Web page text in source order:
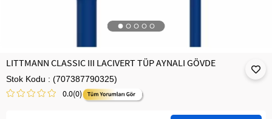
LITTMANN CLASSIC III LACIVERT TÜP AYNALI GÖVDE
Stok Kodu (707387790325)
0.0(0)